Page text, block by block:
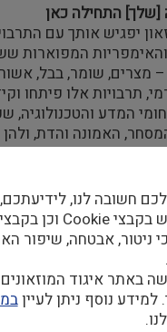
[שלך] התחילה כאן
יפגיש אותך עם
המפוארות
מצרים, שומר, בבל,
תרבויות אלו פיתחו
המדע והטכנולוגיה,
האמונה והדת,
של התרבות
אתכם לגלות את המקום
בשבילי העבר של
בעוצמתה של
על מציאות חיינו
חשובה לנו,
ניטור, אבטחה, שיפור
באתר איגוד
נוסף ניתן לעיין